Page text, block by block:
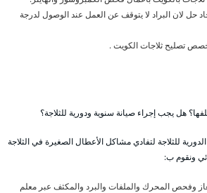
حل لان البراد لا يتوقف عن العمل عند الوصول لدرجة
تصليح ثلاجات الكويت .
هل يجب إجراء صيانة سنوية ودورية للثلاجة؟
للثلاجة لتفادي مشاكل الأعطال الصغيرة في الثلاجة
ونقوم ب:
وفحص المحرك والملفات والبرد والمكثف عبر معلم